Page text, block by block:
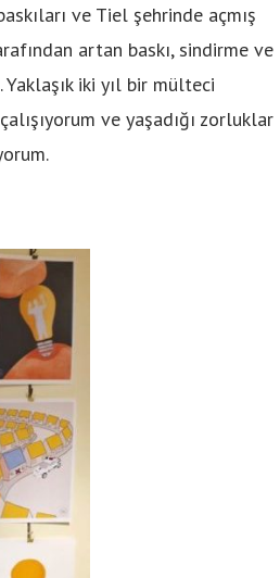
ve Tiel şehrinde açmış
artan baskı, sindirme ve
iki yıl bir mülteci
ve yaşadığı zorluklar